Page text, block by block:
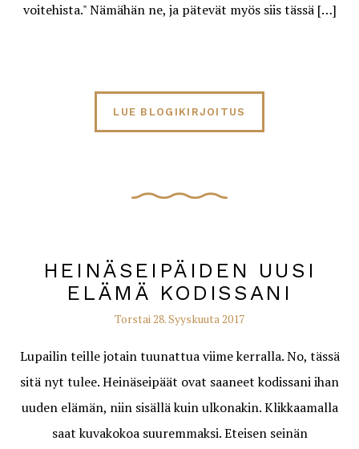
voitehista." Nämähän ne, ja pätevät myös siis tässä […]
LUE BLOGIKIRJOITUS
HEINÄSEIPÄIDEN UUSI
ELÄMÄ KODISSANI
Torstai 28. Syyskuuta 2017
Lupailin teille jotain tuunattua viime kerralla. No, tässä
sitä nyt tulee. Heinäseipäät ovat saaneet kodissani ihan
uuden elämän, niin sisällä kuin ulkonakin. Klikkaamalla
saat kuvakokoa suuremmaksi. Eteisen seinän